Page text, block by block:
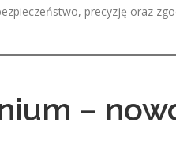
precyzję oraz
–